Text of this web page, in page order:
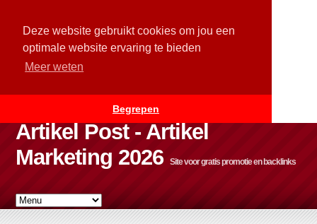
Deze website gebruikt cookies om jou een
optimale website ervaring te bieden
Meer weten
Begrepen
Artikel Post - Artikel
Marketing 2026
Site voor gratis promotie en backlinks